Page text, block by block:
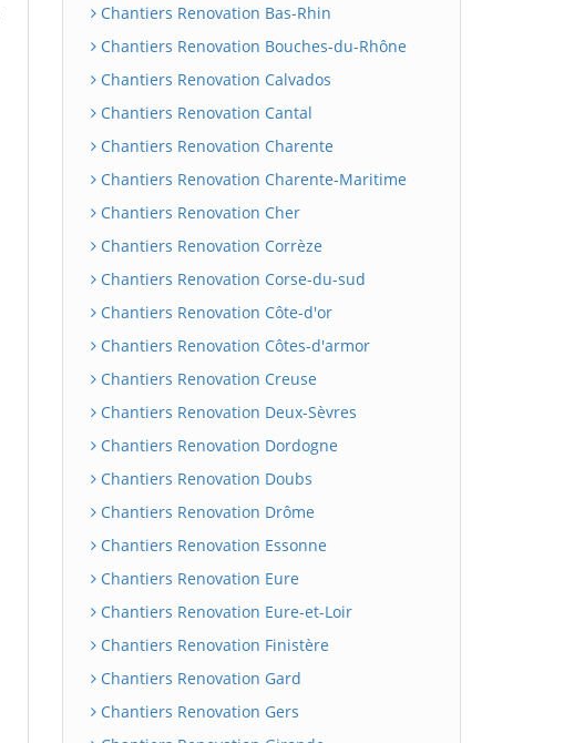
Chantiers Renovation Bas-Rhin
Chantiers Renovation Bouches-du-Rhône
Chantiers Renovation Calvados
Chantiers Renovation Cantal
Chantiers Renovation Charente
Chantiers Renovation Charente-Maritime
Chantiers Renovation Cher
Chantiers Renovation Corrèze
Chantiers Renovation Corse-du-sud
Chantiers Renovation Côte-d'or
Chantiers Renovation Côtes-d'armor
Chantiers Renovation Creuse
Chantiers Renovation Deux-Sèvres
Chantiers Renovation Dordogne
Chantiers Renovation Doubs
Chantiers Renovation Drôme
Chantiers Renovation Essonne
Chantiers Renovation Eure
Chantiers Renovation Eure-et-Loir
Chantiers Renovation Finistère
Chantiers Renovation Gard
Chantiers Renovation Gers